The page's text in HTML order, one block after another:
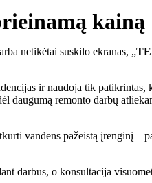
kainą
netikėtai suskilo ekranas, „
ir naudoja tik patikrintas,
daugumą remonto darbų
vandens pažeistą įrenginį –
darbus, o konsultacija